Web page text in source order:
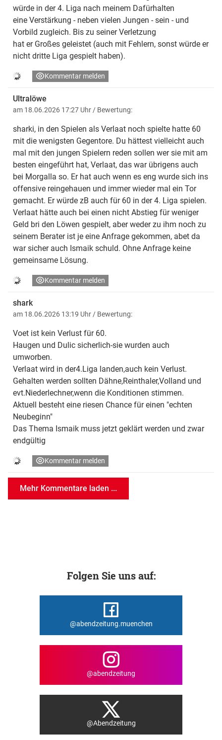
würde in der 4. Liga nach meinem Dafürhalten
eine Verstärkung - neben vielen Jungen - sein - und
Vorbild zugleich. Bis zu seiner Verletzung
hat er Großes geleistet (auch mit Fehlern, sonst würde er
nicht dritte Liga gespielt haben).
Kommentar melden
Ultralöwe
am 18.06.2026 17:27 Uhr / Bewertung:
sharki, in den Spielen als Verlaat noch spielte hatte 60
mit die wenigsten Gegentore. Du hättest vielleicht auch
mal mit den jungen Spielern reden sollen wer sie mit am
besten eingeführt hat, Verlaat, das war übrigens auch
bei Morgalla so. Er hat auch wenn es eng wurde sich ins
offensive reingehauen und immer wieder mal ein Tor
gemacht. Er würde zB auch für 60 in der 4. Liga spielen.
Verlaat hätte auch bei einen nicht Abstieg für weniger
Geld bri den Löwen gespielt, aber weder zu ihm noch zu
seinem Berater ist je eine Anfrage gekommen, abet da
war sicher auch Ismaik schuld. Ohne Anfrage keine
gemeinsame Lösung.
Kommentar melden
shark
am 18.06.2026 13:19 Uhr / Bewertung:
Voet ist kein Verlust für 60.
Haugen und Dulic sicherlich-sie wurden auch
umworben.
Verlaat wird in der4.Liga landen,auch kein Verlust.
Gehalten werden sollten Dähne,Reinthaler,Volland und
evt.Niederlechner,wenn die Konditionen stimmen.
Aktuell besteht eine riesen Chance für einen "echten
Neubeginn"
Das Thema Ismaik muss jetzt geklärt werden und zwar
endgültig
Kommentar melden
Mehr Kommentare laden ...
Folgen Sie uns auf:
@abendzeitung.muenchen
@abendzeitung
@Abendzeitung